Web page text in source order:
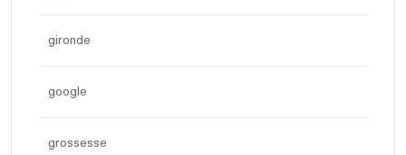
gironde
google
grossesse